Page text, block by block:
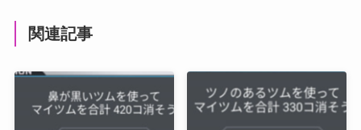
関連記事